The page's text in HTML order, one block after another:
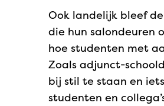
Ook landelijk bleef
die hun salondeuren
hoe studenten met
Zoals adjunct-
bij stil te staan en
studenten en